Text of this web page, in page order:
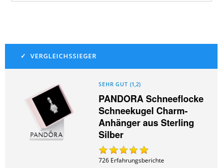
SEHR GUT (1,2)
PANDORA Schneeflocke
Schneekugel Charm-
Anhänger aus Sterling
Silber
726 Erfahrungsberichte